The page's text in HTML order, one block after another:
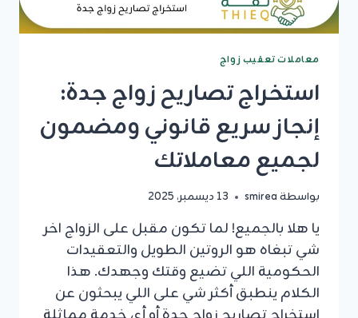
معاملات تعقيب زواج
استخراج تصاريح زواج جدة:
إنجاز سريع قانوني ومضمون
لجميع معاملاتك
بواسطةsmirea 13 ديسمبر، 2025
يا هلا بالجميع! لما تكون مقبل على الزواج اخر
شي تبغاه هو الروتين الطويل والتعقيدات
الحكومية اللي تضيع وقتك وجهدك. هذا
الكلام ينطبق أكثر شي على اللي يبحثون عن